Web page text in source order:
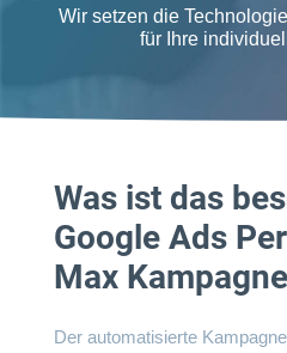
Wir setzen die
für Ihre
Was ist das
Google Ads
Max
Der automatisierte